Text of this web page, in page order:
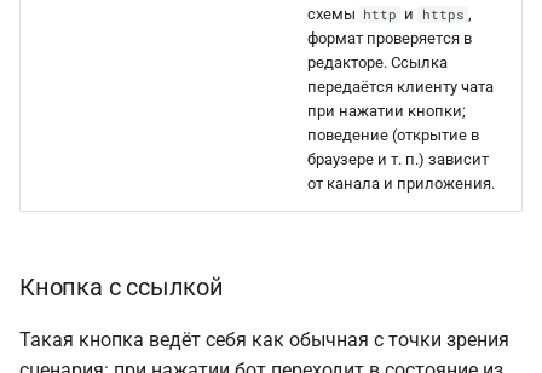
схемы http и https
формат проверяется в
редакторе. Ссылка
передаётся клиенту чата
при нажатии кнопки;
поведение (открытие в
браузере и т. п.) зависит
от канала и приложения.
Кнопка с ссылкой
Такая кнопка ведёт себя как обычная с точки зрения